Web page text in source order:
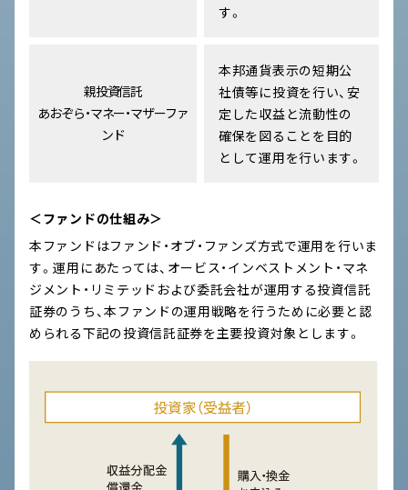
す。
親投資信託
あおぞら・マネー・マザーファ
ンド
本邦通貨表示の短期公
社債等に投資を行い、安
定した収益と流動性の
確保を図ることを目的
として運用を行います。
＜ファンドの仕組み＞
本ファンドはファンド・オブ・ファンズ方式で運用を行いま
す。運用にあたっては、オービス・インベストメント・マネ
ジメント・リミテッドおよび委託会社が運用する投資信託
証券のうち、本ファンドの運用戦略を行うために必要と認
められる下記の投資信託証券を主要投資対象とします。